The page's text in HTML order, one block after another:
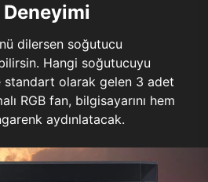
Deneyimi
dilersen soğutucu
Hangi soğutucuyu
standart olarak gelen 3 adet
RGB fan, bilgisayarını hem
aydınlatacak.